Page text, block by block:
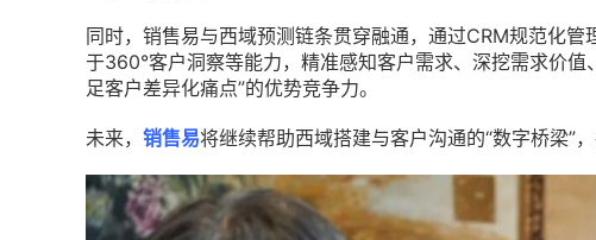
同时，销售易与西域预测链条贯穿融通，通过CRM规范化
于360°客户洞察等能力，精准感知客户需求、深挖需求价
足客户差异化痛点”的优势竞争力。
未来， 销售易将继续帮助西域搭建与客户沟通的“数字桥梁”